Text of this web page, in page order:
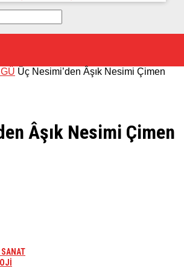
SANAT
Üç Nesimi’den Âşık Nesimi Çimen
Âşık Nesimi Çimen